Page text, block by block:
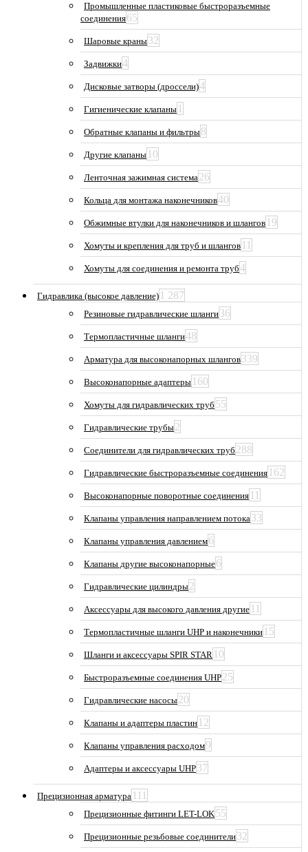
Промышленные пластиковые быстроразъемные
соединения65
Шаровые краны32
Задвижки4
Дисковые затворы (дроссели)4
Гигиенические клапаны 1
Обратные клапаны и фильтры8
Другие клапаны 10
Ленточная зажимная система26
Кольца для монтажа наконечников40
Обжимные втулки для наконечников и шлангов 19
Хомуты и крепления для труб и шлангов 11
Хомуты для соединения и ремонта труб4
Гидравлика (высокое давление) 1 287
Резиновые гидравлические шланги36
Термопластичные шланги48
Арматура для высоконапорных шлангов339
Высоконапорные адаптеры 160
Хомуты для гидравлических труб 55
Гидравлические трубы2
Соединители для гидравлических труб 288
Гидравлические быстроразъемные соединения 162
Высоконапорные поворотные соединения 11
Клапаны управления направлением потока33
Клапаны управления давлением6
Клапаны другие высоконапорные6
Гидравлические цилиндры2
Аксессуары для высокого давления другие 11
Термопластичные шланги UHP и наконечники 15
Шланги и аксессуары SPIR STAR 10
Быстроразъемные соединения UHP25
Гидравлические насосы20
Клапаны и адаптеры пластин 12
Клапаны управления расходом9
Адаптеры и аксессуары UHP37
Прецизионная арматура 111
Прецизионные фитинги LET-LOK55
Прецизионные резьбовые соединители32